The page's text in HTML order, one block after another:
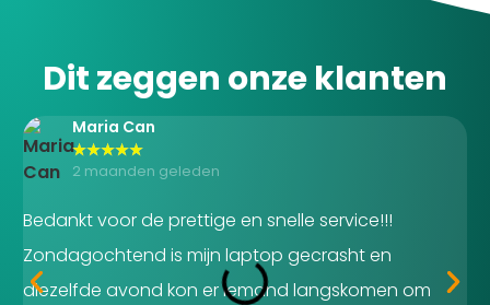
Dit zeggen onze klanten
Maria Can
★★★★★
2 maanden geleden
Bedankt voor de prettige en snelle service!!!
Zondagochtend is mijn laptop gecrasht en
diezelfde avond kon er iemand langskomen om